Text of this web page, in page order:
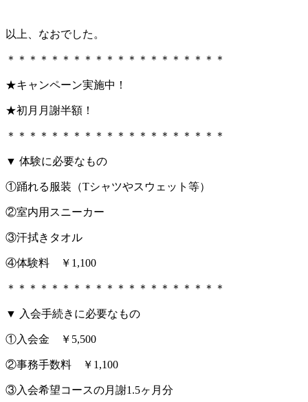
以上、なおでした。
＊＊＊＊＊＊＊＊＊＊＊＊＊＊＊＊＊＊＊＊
★キャンペーン実施中！
★初月月謝半額！
＊＊＊＊＊＊＊＊＊＊＊＊＊＊＊＊＊＊＊＊
▼ 体験に必要なもの
①踊れる服装（Tシャツやスウェット等）
②室内用スニーカー
③汗拭きタオル
④体験料 ￥1,100
＊＊＊＊＊＊＊＊＊＊＊＊＊＊＊＊＊＊＊＊
▼ 入会手続きに必要なもの
①入会金 ￥5,500
②事務手数料 ￥1,100
③入会希望コースの月謝1.5ヶ月分